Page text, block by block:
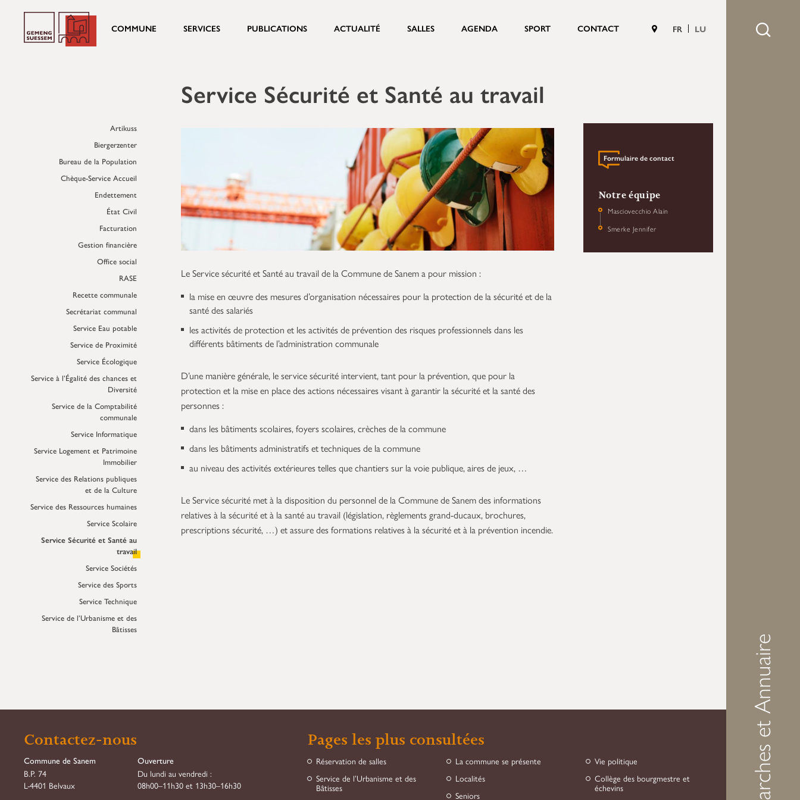
COMMUNE SERVICES PUBLICATIONS ACTUALITÉ SALLES AGENDA SPORT CONTACT FR LU
Démarches et Annuaire
Artikuss
Biergerzenter
Bureau de la Population
Chèque-Service Accueil
Endettement
État Civil
Facturation
Gestion financière
Office social
RASE
Recette communale
Secrétariat communal
Service Eau potable
Service de Proximité
Service Écologique
Service à l’Égalité des chances et
Diversité
Service de la Comptabilité
communale
Service Informatique
Service Logement et Patrimoine
Immobilier
Service des Relations publiques
et de la Culture
Service des Ressources humaines
Service Scolaire
Service Sécurité et Santé au
travail
Service Sociétés
Service des Sports
Service Technique
Service de l’Urbanisme et des
Bâtisses
Service Sécurité et Santé au travail
Le Service sécurité et Santé au travail de la Commune de Sanem a pour mission :
la mise en œuvre des mesures d’organisation nécessaires pour la protection de la sécurité et de la
santé des salariés
les activités de protection et les activités de prévention des risques professionnels dans les
différents bâtiments de l’administration communale
D’une manière générale, le service sécurité intervient, tant pour la prévention, que pour la
protection et la mise en place des actions nécessaires visant à garantir la sécurité et la santé des
personnes :
dans les bâtiments scolaires, foyers scolaires, crèches de la commune
dans les bâtiments administratifs et techniques de la commune
au niveau des activités extérieures telles que chantiers sur la voie publique, aires de jeux, …
Le Service sécurité met à la disposition du personnel de la Commune de Sanem des informations
relatives à la sécurité et à la santé au travail (législation, règlements grand-ducaux, brochures,
prescriptions sécurité, …) et assure des formations relatives à la sécurité et à la prévention incendie.
Formulaire de contact
Notre équipe
Masciovecchio Alain
Smerke Jennifer
Contactez-nous
Commune de Sanem
B.P. 74
L-4401 Belvaux
Ouverture
Du lundi au vendredi :
08h00–11h30 et 13h30–16h30
Pages les plus consultées
Réservation de salles
Service de l’Urbanisme et des
Bâtisses
La commune se présente
Localités
Seniors
Vie politique
Collège des bourgmestre et
échevins